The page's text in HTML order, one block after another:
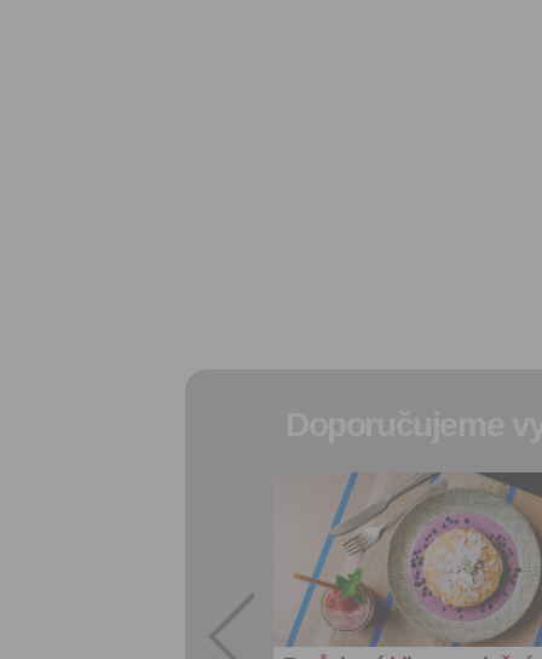
Přidat do
oblíbených
Sdílet:
Facebook
export do
kalendáře